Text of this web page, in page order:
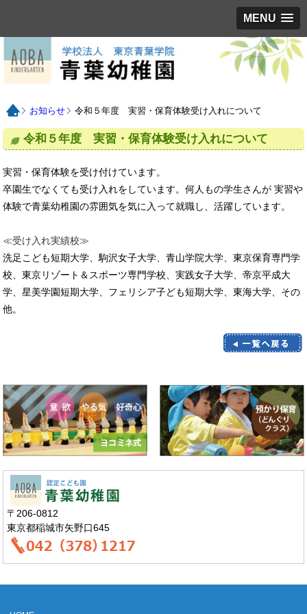
MENU
お知らせ 令和５年度 実習・保育体験受け入れについて
令和５年度 実習・保育体験受け入れについて
実習・保育体験を受け付けています。
卒園生でなくても受け入れをしています。何人もの学生さんが 実習や
体験で青葉幼稚園の雰囲気を気に入って就職し、活躍しています。
≪受け入れ実績校≫
洗足こども短期大学、駒沢女子大学、青山学院大学、東京保育専門学
校、東京リゾート＆スポーツ専門学校、実践女子大学、帝京平成大
学、星美学園短期大学、フェリシア子ども短期大学、東海大学、その
他。
〒206-0812
東京都稲城市矢野口645